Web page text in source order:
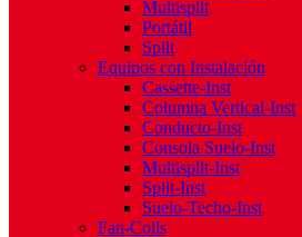
Multisplit
Portátil
Split
Equipos con Instalación
Cassette-Inst
Columna Vertical-Inst
Conducto-Inst
Consola Suelo-Inst
Multisplit-Inst
Split-Inst
Suelo-Techo-Inst
Fan-Coils